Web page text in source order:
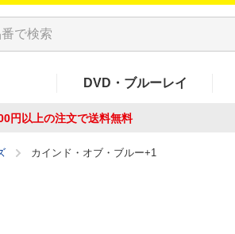
DVD・ブルーレイ
円以上の注文で送料無料
カインド・オブ・ブルー+1